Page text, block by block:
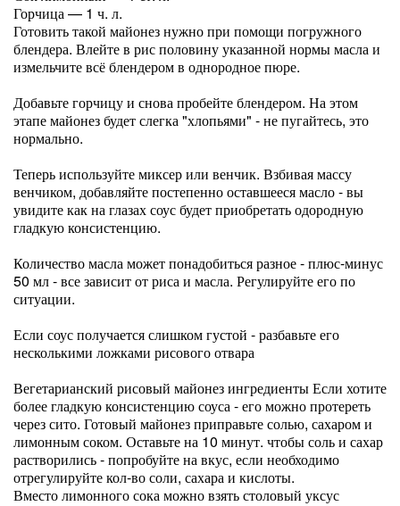
Горчица — 1 ч. л.
Готовить такой майонез нужно при помощи погружного
блендера. Влейте в рис половину указанной нормы масла и
измельчите всё блендером в однородное пюре.
Добавьте горчицу и снова пробейте блендером. На этом
этапе майонез будет слегка "хлопьями" - не пугайтесь, это
нормально.
Теперь используйте миксер или венчик. Взбивая массу
венчиком, добавляйте постепенно оставшееся масло - вы
увидите как на глазах соус будет приобретать одородную
гладкую консистенцию.
Количество масла может понадобиться разное - плюс-минус
50 мл - все зависит от риса и масла. Регулируйте его по
ситуации.
Если соус получается слишком густой - разбавьте его
несколькими ложками рисового отвара
Вегетарианский рисовый майонез ингредиенты Если хотите
более гладкую консистенцию соуса - его можно протереть
через сито. Готовый майонез приправьте солью, сахаром и
лимонным соком. Оставьте на 10 минут. чтобы соль и сахар
растворились - попробуйте на вкус, если необходимо
отрегулируйте кол-во соли, сахара и кислоты.
Вместо лимонного сока можно взять столовый уксус